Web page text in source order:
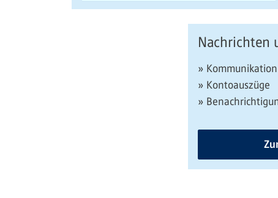
Nachrichten
»
» Kontoauszüge
»